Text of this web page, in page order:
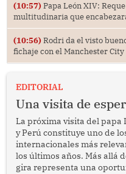
(10:57) Papa León XIV:
multitudinaria que
(10:56) Rodri da el visto
fichaje con el Manchester City
EDITORIAL
Una visita de
La próxima visita del papa
y Perú constituye uno de
internacionales más
los últimos años. Más allá
gira representa una